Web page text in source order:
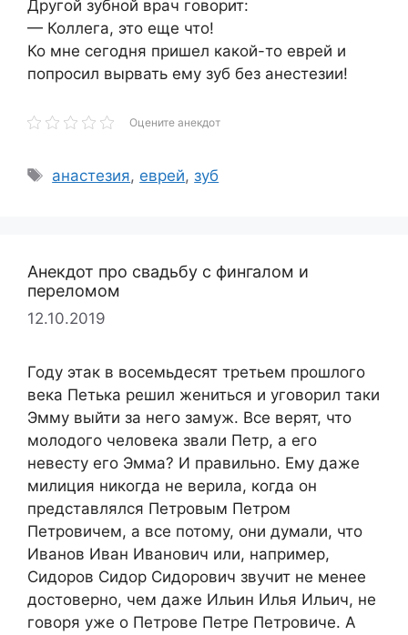
Другой зубной врач говорит:
— Коллега, это еще что!
Ко мне сегодня пришел какой-то еврей и
попросил вырвать ему зуб без анестезии!
Оцените анекдот
Метки
анастезия, еврей, зуб
Анекдот про свадьбу с фингалом и
переломом
12.10.2019
Году этак в восемьдесят третьем прошлого
века Петька решил жениться и уговорил таки
Эмму выйти за него замуж. Все верят, что
молодого человека звали Петр, а его
невесту его Эмма? И правильно. Ему даже
милиция никогда не верила, когда он
представлялся Петровым Петром
Петровичем, а все потому, они думали, что
Иванов Иван Иванович или, например,
Сидоров Сидор Сидорович звучит не менее
достоверно, чем даже Ильин Илья Ильич, не
говоря уже о Петрове Петре Петровиче. А